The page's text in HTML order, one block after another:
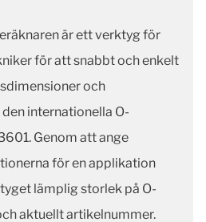
är ett verktyg för
för att snabbt och enkelt
och
internationella O-
Genom att ange
för en applikation
lämplig storlek på O-
aktuellt artikelnummer.